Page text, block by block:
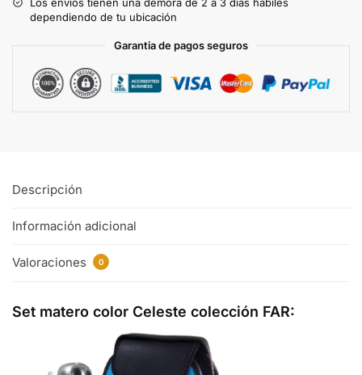
dependiendo de tu ubicación
Garantia de pagos seguros
Descripción
Información adicional
Valoraciones 0
Set matero color Celeste colección FAR: